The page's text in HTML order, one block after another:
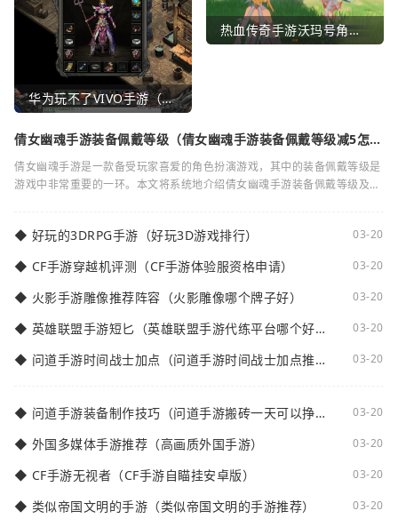
华为玩不了VIVO手游（华为玩不了VIVO手游怎么办）
热血传奇手游沃玛号角（热血传奇沃玛装备隐藏属性）
倩女幽魂手游装备佩戴等级（倩女幽魂手游装备佩戴等级减5怎么
倩女幽魂手游是一款备受玩家喜爱的角色扮演游戏，其中的装备佩戴等级是
游戏中非常重要的一环。本文将系统地介绍倩女幽魂手游装备佩戴等级及其
◆ 好玩的3DRPG手游（好玩3D游戏排行） 03-20
◆ CF手游穿越机评测（CF手游体验服资格申请） 03-20
◆ 火影手游雕像推荐阵容（火影雕像哪个牌子好） 03-20
◆ 英雄联盟手游短匕（英雄联盟手游代练平台哪个好
03-20
◆ 问道手游时间战士加点（问道手游时间战士加点推
03-20
◆ 问道手游装备制作技巧（问道手游搬砖一天可以挣多
03-20
◆ 外国多媒体手游推荐（高画质外国手游） 03-20
◆ CF手游无视者（CF手游自瞄挂安卓版） 03-20
◆ 类似帝国文明的手游（类似帝国文明的手游推荐） 03-20